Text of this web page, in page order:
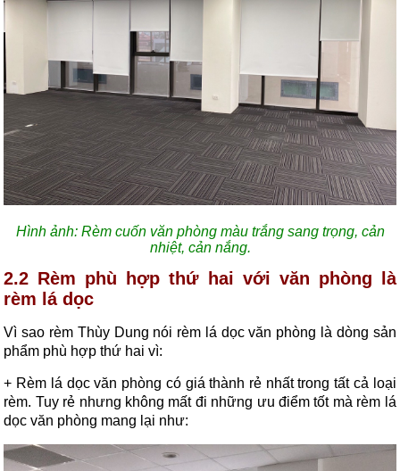
Hình ảnh: Rèm cuốn văn phòng màu trắng sang trọng, cản
nhiệt, cản nắng.
2.2 Rèm phù hợp thứ hai với văn phòng là
rèm lá dọc
Vì sao rèm Thùy Dung nói rèm lá dọc văn phòng là dòng sản
phẩm phù hợp thứ hai vì:
+ Rèm lá dọc văn phòng có giá thành rẻ nhất trong tất cả loại
rèm. Tuy rẻ nhưng không mất đi những ưu điểm tốt mà rèm lá
dọc văn phòng mang lại như: